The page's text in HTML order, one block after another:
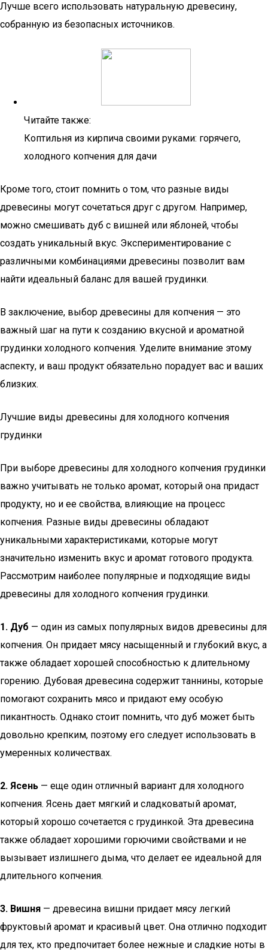
Лучше всего использовать натуральную древесину,
собранную из безопасных источников.
Читайте также:
Коптильня из кирпича своими руками: горячего,
холодного копчения для дачи
Кроме того, стоит помнить о том, что разные виды
древесины могут сочетаться друг с другом. Например,
можно смешивать дуб с вишней или яблоней, чтобы
создать уникальный вкус. Экспериментирование с
различными комбинациями древесины позволит вам
найти идеальный баланс для вашей грудинки.
В заключение, выбор древесины для копчения — это
важный шаг на пути к созданию вкусной и ароматной
грудинки холодного копчения. Уделите внимание этому
аспекту, и ваш продукт обязательно порадует вас и ваших
близких.
Лучшие виды древесины для холодного копчения
грудинки
При выборе древесины для холодного копчения грудинки
важно учитывать не только аромат, который она придаст
продукту, но и ее свойства, влияющие на процесс
копчения. Разные виды древесины обладают
уникальными характеристиками, которые могут
значительно изменить вкус и аромат готового продукта.
Рассмотрим наиболее популярные и подходящие виды
древесины для холодного копчения грудинки.
1. Дуб — один из самых популярных видов древесины для
копчения. Он придает мясу насыщенный и глубокий вкус, а
также обладает хорошей способностью к длительному
горению. Дубовая древесина содержит таннины, которые
помогают сохранить мясо и придают ему особую
пикантность. Однако стоит помнить, что дуб может быть
довольно крепким, поэтому его следует использовать в
умеренных количествах.
2. Ясень — еще один отличный вариант для холодного
копчения. Ясень дает мягкий и сладковатый аромат,
который хорошо сочетается с грудинкой. Эта древесина
также обладает хорошими горючими свойствами и не
вызывает излишнего дыма, что делает ее идеальной для
длительного копчения.
3. Вишня — древесина вишни придает мясу легкий
фруктовый аромат и красивый цвет. Она отлично подходит
для тех, кто предпочитает более нежные и сладкие ноты в